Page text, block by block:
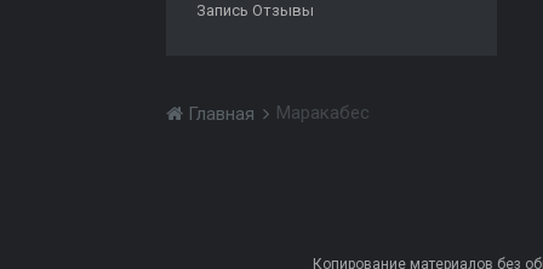
Запись Отзывы
Главная Маракабес
Копирование материалов без